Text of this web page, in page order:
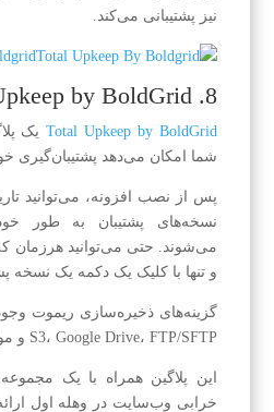
نیز پشتیبانی می‌کند.
8. Total Upkeep by BoldGrid
Total Upkeep by BoldGridیک
شما امکان می‌دهد پشتیبان‌گیری
پس از نصب افزونه، می‌توانید
نسخه‌های پشتیبان به طور
می‌شوند. حتی می‌توانید هرزمان
و تنها با کلیک یک دکمه یک نسخه
S3، Google Drive، FTP/SFTP و موارد دیگر می‌شود.
این پلاگین همراه با یک
خرابی وب‌سایت در وهله اول